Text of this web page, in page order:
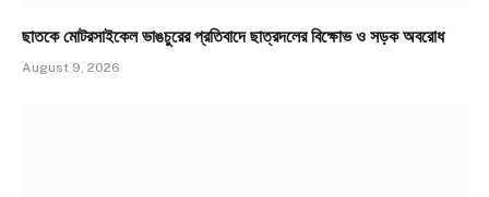
ছাতকে মোটরসাইকেল ভাঙচুরের প্রতিবাদে ছাত্রদলের বিক্ষোভ ও সড়ক অবরোধ
August 9, 2026